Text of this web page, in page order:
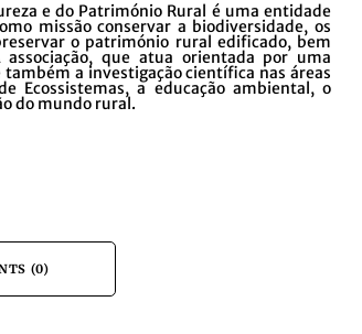
e do Património Rural é uma entidade
missão conservar a biodiversidade, os
o património rural edificado, bem
que atua orientada por uma
a investigação científica nas áreas
Ecossistemas, a educação ambiental, o
do mundo rural.
(0)